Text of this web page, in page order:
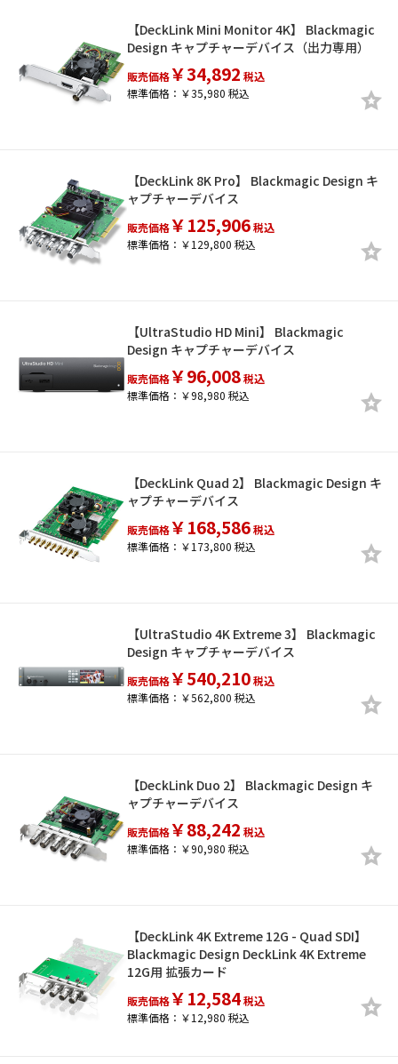
【DeckLink Mini Monitor 4K】 Blackmagic
Design キャプチャーデバイス（出力専用）
販売価格￥34,892 税込
標準価格：￥35,980 税込
【DeckLink 8K Pro】 Blackmagic Design キ
ャプチャーデバイス
販売価格￥125,906税込
標準価格：￥129,800 税込
【UltraStudio HD Mini】 Blackmagic
Design キャプチャーデバイス
販売価格￥96,008税込
標準価格：￥98,980 税込
【DeckLink Quad 2】 Blackmagic Design キ
ャプチャーデバイス
販売価格￥168,586税込
標準価格：￥173,800 税込
【UltraStudio 4K Extreme 3】 Blackmagic
Design キャプチャーデバイス
販売価格￥540,210税込
標準価格：￥562,800 税込
【DeckLink Duo 2】 Blackmagic Design キ
ャプチャーデバイス
販売価格￥88,242 税込
標準価格：￥90,980 税込
【DeckLink 4K Extreme 12G - Quad SDI】
Blackmagic Design DeckLink 4K Extreme
12G用 拡張カード
販売価格￥12,584税込
標準価格：￥12,980 税込